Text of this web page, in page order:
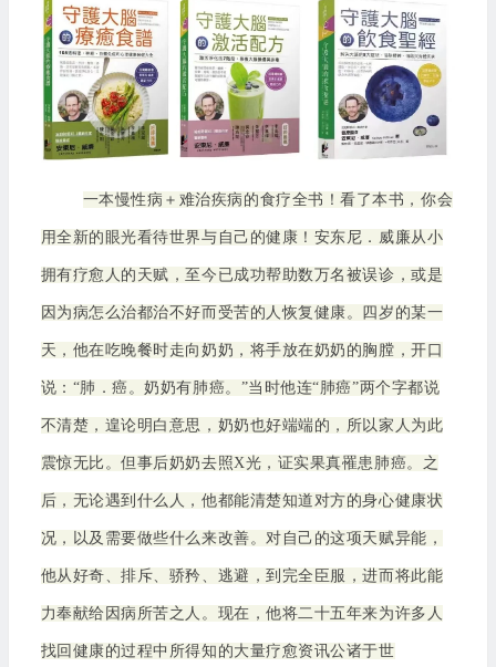
一本慢性病＋难治疾病的食疗全书！看了本书，你会
用全新的眼光看待世界与自己的健康！安东尼．威廉从小
拥有疗愈人的天赋，至今已成功帮助数万名被误诊，或是
因为病怎么治都治不好而受苦的人恢复健康。四岁的某一
天，他在吃晚餐时走向奶奶，将手放在奶奶的胸膛，开口
说：“肺．癌。奶奶有肺癌。”当时他连“肺癌”两个字都说
不清楚，遑论明白意思，奶奶也好端端的，所以家人为此
震惊无比。但事后奶奶去照X光，证实果真罹患肺癌。之
后，无论遇到什么人，他都能清楚知道对方的身心健康状
况，以及需要做些什么来改善。对自己的这项天赋异能，
他从好奇、排斥、骄矜、逃避，到完全臣服，进而将此能
力奉献给因病所苦之人。现在，他将二十五年来为许多人
找回健康的过程中所得知的大量疗愈资讯公诸于世